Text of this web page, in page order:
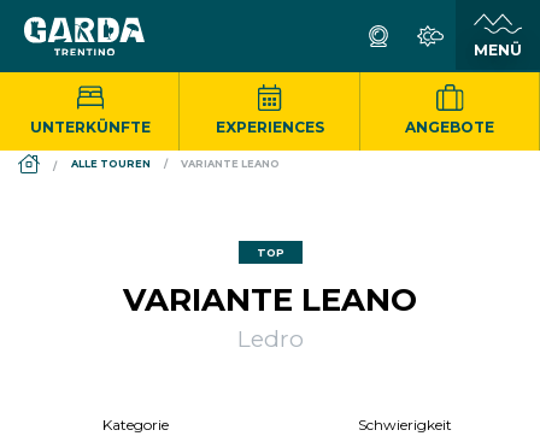
UNTERKÜNFTE EXPERIENCES ANGEBOTE
DS_BREADCRUMB.HOME
ALLE TOUREN VARIANTE LEANO
TOP
VARIANTE LEANO
Ledro
Kategorie Schwierigkeit